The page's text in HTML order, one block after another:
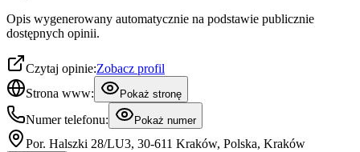
Opis wygenerowany automatycznie na podstawie publicznie
dostępnych opinii.
Czytaj opinie:Zobacz profil
Strona www:
Pokaż stronę
Numer telefonu: Pokaż numer
Por. Halszki 28/LU3, 30-611 Kraków, Polska, Kraków